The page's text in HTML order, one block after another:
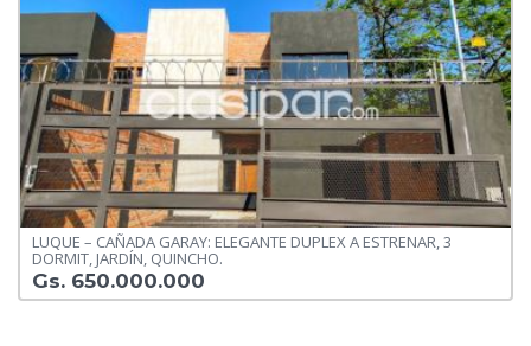
LUQUE – CAÑADA GARAY: ELEGANTE DUPLEX A ESTRENAR, 3
DORMIT, JARDÍN, QUINCHO.
Gs. 650.000.000